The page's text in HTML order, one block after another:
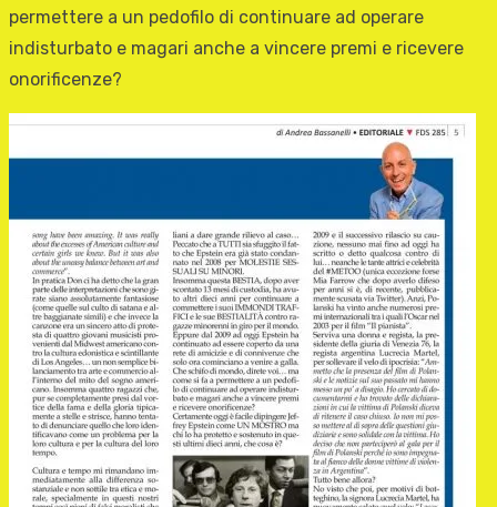
permettere a un pedofilo di continuare ad operare
indisturbato e magari anche a vincere premi e ricevere
onorificenze?